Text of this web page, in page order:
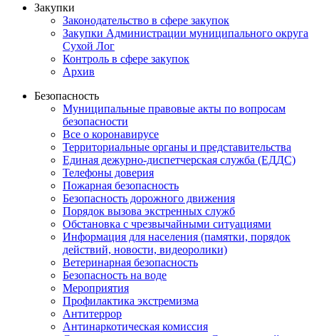
Закупки
Законодательство в сфере закупок
Закупки Администрации муниципального округа
Сухой Лог
Контроль в сфере закупок
Архив
Безопасность
Муниципальные правовые акты по вопросам
безопасности
Все о коронавирусе
Территориальные органы и представительства
Единая дежурно-диспетчерская служба (ЕДДС)
Телефоны доверия
Пожарная безопасность
Безопасность дорожного движения
Порядок вызова экстренных служб
Обстановка с чрезвычайными ситуациями
Информация для населения (памятки, порядок
действий, новости, видеоролики)
Ветеринарная безопасность
Безопасность на воде
Мероприятия
Профилактика экстремизма
Антитеррор
Антинаркотическая комиссия